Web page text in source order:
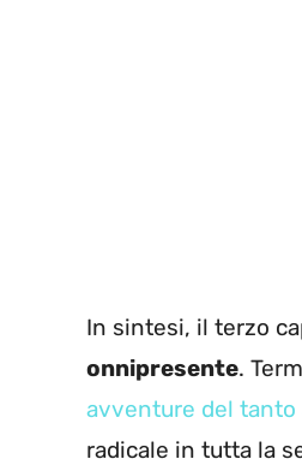
In sintesi, il terzo
onnipresente.
avventure del tanto
radicale in tutta la